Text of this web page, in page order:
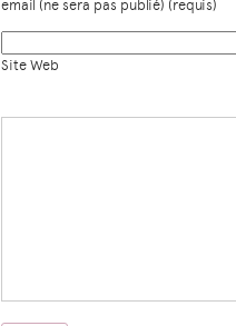
email (ne sera pas publié) (requis)
Site Web